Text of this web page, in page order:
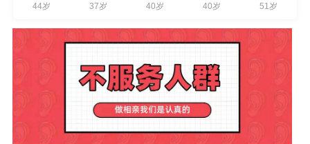
44岁 37岁 40岁 40岁 51岁